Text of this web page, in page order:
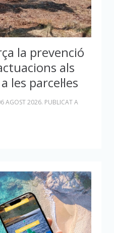
la prevenció
als
les parcel·les
AGOST 2026. PUBLICAT A